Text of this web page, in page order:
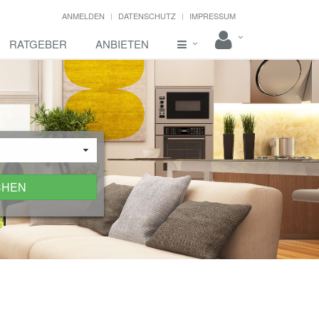
ANMELDEN DATENSCHUTZ IMPRESSUM
RATGEBER ANBIETEN